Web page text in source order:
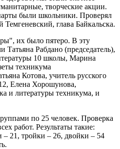
творческие акции.
были школьники. Проверял
глава Байкальска.
их было пятеро. В эту
Рабдано (председатель),
10 школы, Марина
техникума
Котова, учитель русского
Елена Хорошунова,
и литературы техникума, и
по 25 человек. Проверка
работ. Результаты такие:
– 21, тройки – 26, двойки – 54